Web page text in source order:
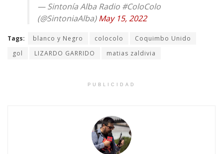
— Sintonía Alba Radio #ColoColo
(@SintoniaAlba)May 15, 2022
Tags: blanco y Negro colocolo
Coquimbo Unido
gol
LIZARDO GARRIDO matias zaldivia
PUBLICIDAD